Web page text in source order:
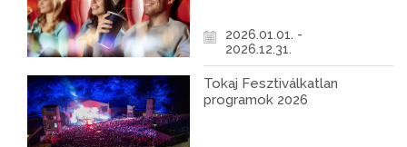
2026.01.01. -
2026.12.31.
Tokaj Fesztiválkatlan
programok 2026